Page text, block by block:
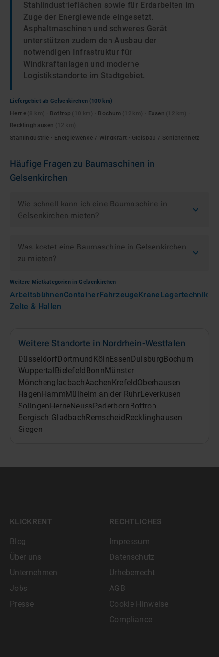
Stahlindustrieflächen sowie für Erdarbeiten im
Zuge der Energiewende eingesetzt.
Asphaltmaschinen und schweres Gerät
unterstützen zudem den Ausbau der
notwendigen Infrastruktur für
Windkraftanlagen und moderne
Logistikstandorte im Stadtgebiet.
Liefergebiet abGelsenkirchen (100 km)
Herne · Bottrop · Bochum · Essen
·
Recklinghausen
Stahlindustrie · Energiewende / Windkraft · Gleisbau / Schienennetz
Häufige Fragen zu Baumaschinen in
Gelsenkirchen
Wie schnell kann ich eine Baumaschine in
Gelsenkirchen mieten?
Was kostet eine Baumaschine in Gelsenkirchen
zu mieten?
Weitere Mietkategorien inGelsenkirchen
ArbeitsbühnenContainerFahrzeugeKraneLagertechnik
Zelte & Hallen
Weitere Standorte in Nordrhein-Westfalen
DüsseldorfDortmund Köln Essen Duisburg Bochum
Wuppertal Bielefeld Bonn Münster
MönchengladbachAachen Krefeld Oberhausen
Hagen Hamm Mülheim an der RuhrLeverkusen
Solingen HerneNeuss Paderborn Bottrop
Bergisch Gladbach Remscheid Recklinghausen
Siegen
KLICKRENT
Blog
Über uns
Unternehmen
Jobs
Presse
RECHTLICHES
Impressum
Datenschutz
Urheberrecht
AGB
Cookie Hinweise
Compliance